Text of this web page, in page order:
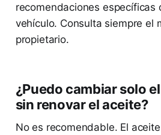
recomendaciones
vehículo. Consulta siempre el
propietario.
¿Puedo cambiar solo
sin renovar el aceite?
No es recomendable. El